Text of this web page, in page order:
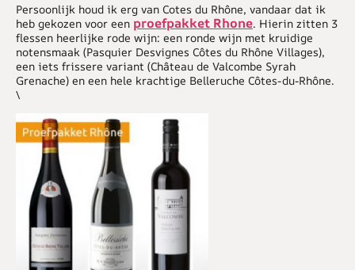
Persoonlijk houd ik erg van Cotes du Rhône, vandaar dat ik
heb gekozen voor een proefpakket Rhone. Hierin zitten 3
flessen heerlijke rode wijn: een ronde wijn met kruidige
notensmaak (Pasquier Desvignes Côtes du Rhône Villages),
een iets frissere variant (Château de Valcombe Syrah
Grenache) en een hele krachtige Belleruche Côtes-du-Rhône.
\